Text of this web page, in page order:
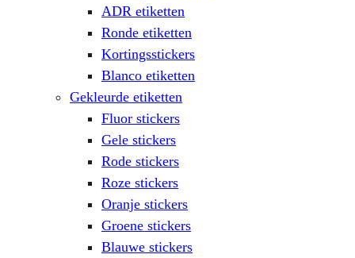
ADR etiketten
Ronde etiketten
Kortingsstickers
Blanco etiketten
Gekleurde etiketten
Fluor stickers
Gele stickers
Rode stickers
Roze stickers
Oranje stickers
Groene stickers
Blauwe stickers